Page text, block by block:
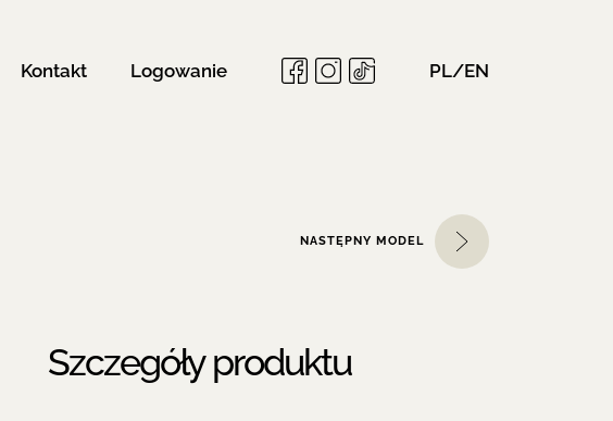
Kontakt Logowanie PL/EN
NASTĘPNY MODEL
Szczegóły produktu